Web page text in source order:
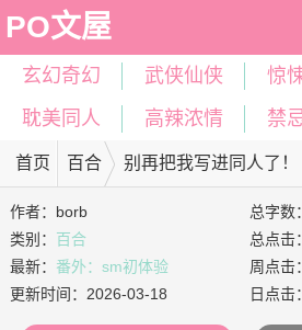
PO文屋
玄幻奇幻 武侠仙侠 惊
耽美同人
高辣浓情 禁
首页 百合 别再把我写进同人了！
作者： borb
类别： 百合
最新： 番外：sm初体验
更新时间： 2026-03-18
总字数
总点击
周点击
日点击